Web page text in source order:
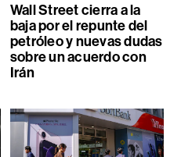
Wall Street cierra a la
baja por el repunte del
petróleo y nuevas dudas
sobre un acuerdo con
Irán